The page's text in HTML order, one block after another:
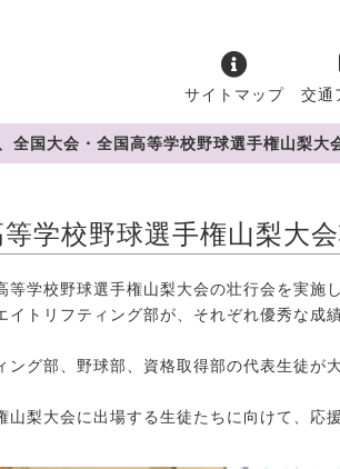
サイトマップ 交通
全国大会・全国高等学校野球選手権山梨大
学校野球選手権山梨大
学校野球選手権山梨大会の壮行会を実施し
トリフティング部が、それぞれ優秀な成
グ部、野球部、資格取得部の代表生徒が
梨大会に出場する生徒たちに向けて、応